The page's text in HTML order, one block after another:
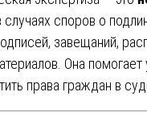
случаях споров о
завещаний,
Она помогает
права граждан в